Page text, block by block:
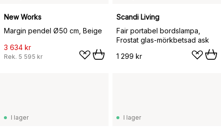
New Works
Margin pendel Ø50 cm, Beige
3 634 kr
Rek. 5 595 kr
Scandi Living
Fair portabel bordslampa,
Frostat glas-mörkbetsad ask
1 299 kr
I lager I lager